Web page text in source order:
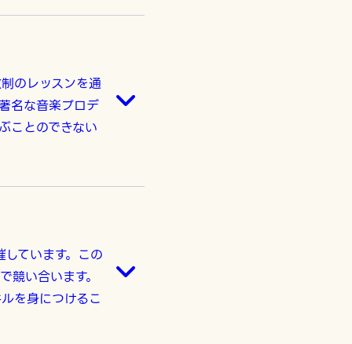
のレッスンを通
名な音楽プロデ
ことのできない
ています。この
い合います。
を身につけるこ